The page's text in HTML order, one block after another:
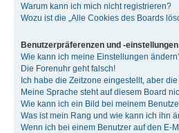
Warum kann ich mich nicht registrieren?
Wozu ist die „Alle Cookies des Boards
Benutzerpräferenzen und -einstellungen
Wie kann ich meine Einstellungen
Die Forenuhr geht falsch!
Ich habe die Zeitzone eingestellt, aber
Meine Sprache steht auf diesem Board
Wie kann ich ein Bild bei meinem
Was ist mein Rang und wie kann ich ihn
Wenn ich bei einem Benutzer auf den E-